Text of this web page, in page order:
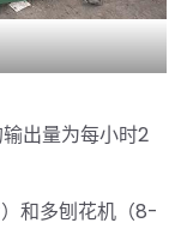
出量为每小时2
和多刨花机（8-